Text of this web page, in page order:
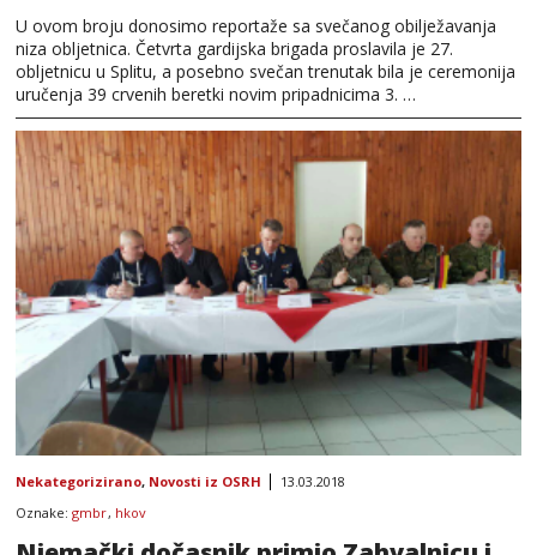
U ovom broju donosimo reportaže sa svečanog obilježavanja
niza obljetnica. Četvrta gardijska brigada proslavila je 27.
obljetnicu u Splitu, a posebno svečan trenutak bila je ceremonija
uručenja 39 crvenih beretki novim pripadnicima 3. …
Nekategorizirano, Novosti iz OSRH
13.03.2018
Oznake: gmbr, hkov